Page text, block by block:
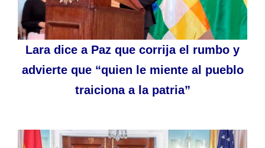
Lara dice a Paz que corrija el rumbo y
advierte que “quien le miente al pueblo
traiciona a la patria”